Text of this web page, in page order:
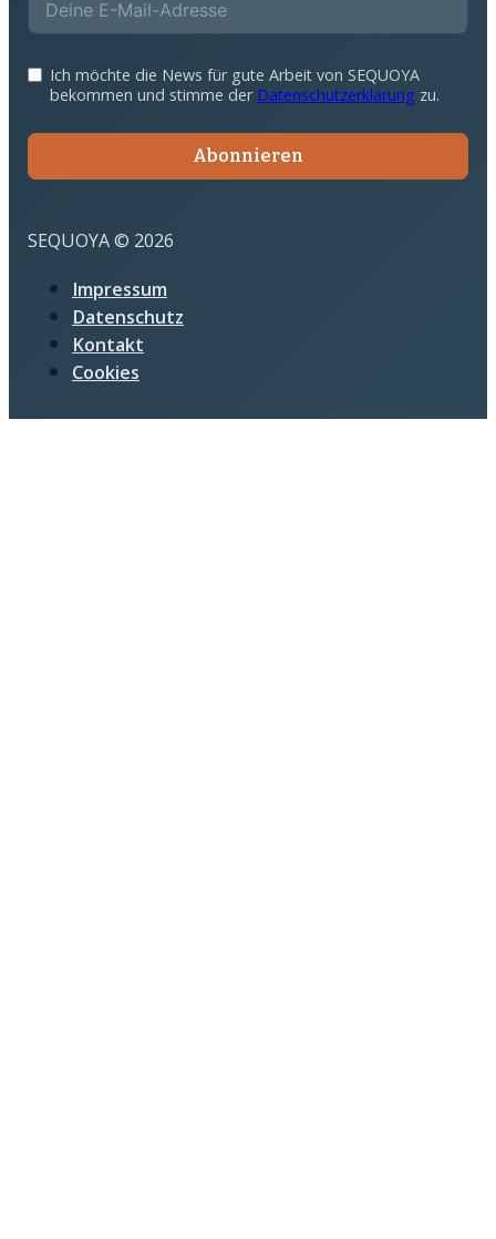
Ich möchte die News für gute Arbeit von SEQUOYA
bekommen und stimme der Datenschutzerklärung zu.
Abonnieren
SEQUOYA © 2026
Impressum
Datenschutz
Kontakt
Cookies